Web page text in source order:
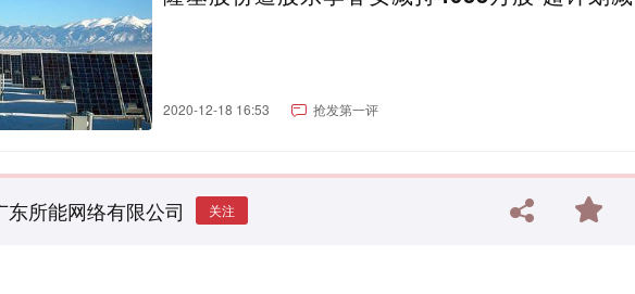
2020-12-18 16:53 抢发第一评
东所能网络有限公司 关注